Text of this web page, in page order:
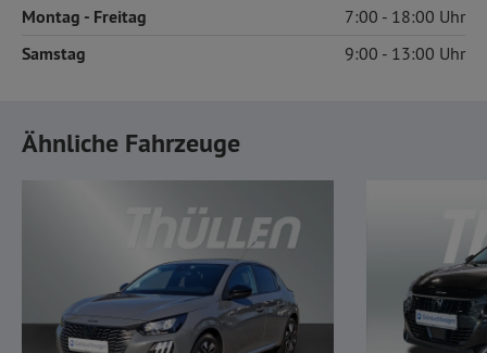
Montag - Freitag 7:00 18:00
Samstag 9:00 13:00
Ähnliche Fahrzeuge